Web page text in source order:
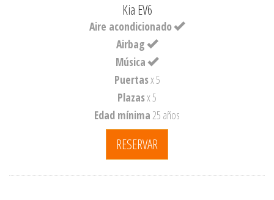
Kia EV6
Aire acondicionado
Airbag
Música
Puertasx 5
Plazasx 5
Edad mínima25 años
RESERVAR